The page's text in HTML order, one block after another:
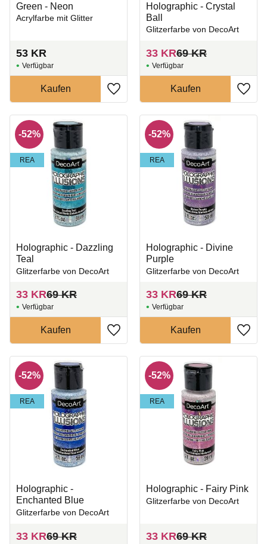
Green - Neon
Acrylfarbe mit Glitter
53 KR
Zu Favoriten hinzufügen
Holographic - Crystal
Ball
Glitzerfarbe von DecoArt
33 KR69KR
Zu
Holographic - Dazzling
Teal
Glitzerfarbe von DecoArt
33 KR69KR
52%
REA
Zu Favoriten hinzufügen
Holographic - Divine
Purple
Glitzerfarbe von DecoArt
33 KR69KR
52%
REA
Zu
Holographic -
Enchanted Blue
Glitzerfarbe von DecoArt
33 KR69KR
52%
REA
Holographic - Fairy Pink
Glitzerfarbe von DecoArt
33 KR69KR
52%
REA